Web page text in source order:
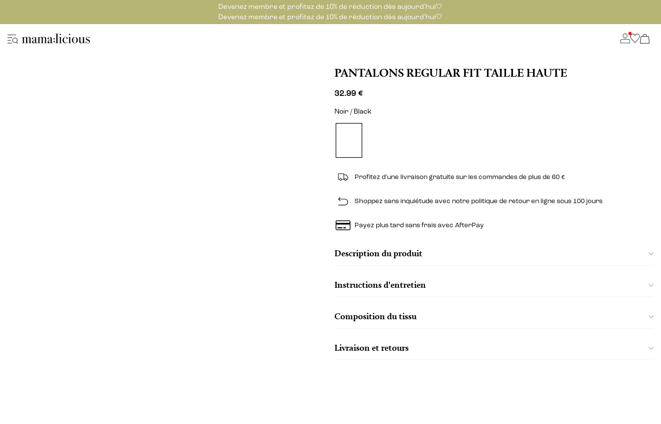
Devenez membre et profitez de 10% de réduction dès aujourd’hui🤍
Devenez membre et profitez de 10% de réduction dès aujourd’hui🤍
PANTALONS REGULAR FIT TAILLE HAUTE
32.99 €
Noir / Black
Profitez d'une livraison gratuite sur les commandes de plus de 60 €
Shoppez sans inquiétude avec notre politique de retour en ligne sous 100 jours
Payez plus tard sans frais avec AfterPay
Description du produit
Instructions d'entretien
Composition du tissu
Livraison et retours